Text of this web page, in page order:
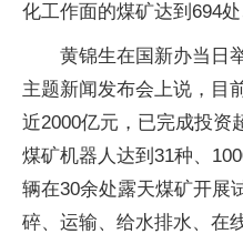
化工作面的煤矿达到694
黄锦生在国新办当日
主题新闻发布会上说，目
近2000亿元，已完成投资
煤矿机器人达到31种、
辆在30余处露天煤矿开展
碎、运输、给水排水、在